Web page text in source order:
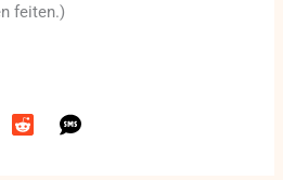
feiten.)